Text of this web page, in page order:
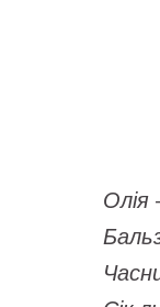
Олія